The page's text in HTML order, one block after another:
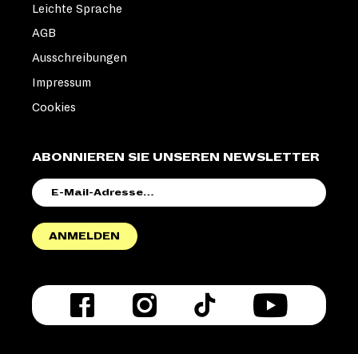
ABONNIEREN SIE UNSEREN NEWSLETTER
MAIL-
ANMELDEN
Leichte Sprache
AGB
Ausschreibungen
Impressum
Cookies